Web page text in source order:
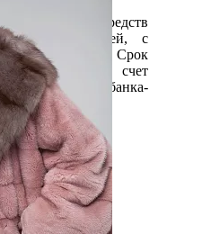
средств
календарных дней, с
Поставщику. Срок
на расчетный счет
регламента банка-